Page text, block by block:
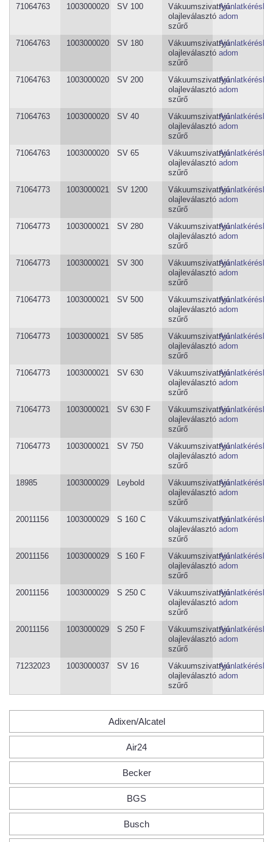
71064763 1003000020 SV 100
Vákuumszivattyú
olajleválasztó
szűrő
adom
71064763 1003000020 SV 180
Vákuumszivattyú
olajleválasztó
szűrő
adom
71064763 1003000020 SV 200
Vákuumszivattyú
olajleválasztó
szűrő
adom
71064763 1003000020 SV 40
Vákuumszivattyú
olajleválasztó
szűrő
adom
71064763 1003000020 SV 65
Vákuumszivattyú
olajleválasztó
szűrő
adom
71064773 1003000021 SV 1200
Vákuumszivattyú
olajleválasztó
szűrő
adom
71064773 1003000021 SV 280
Vákuumszivattyú
olajleválasztó
szűrő
adom
71064773 1003000021 SV 300
Vákuumszivattyú
olajleválasztó
szűrő
adom
71064773 1003000021 SV 500
Vákuumszivattyú
olajleválasztó
szűrő
adom
71064773 1003000021 SV 585
Vákuumszivattyú
olajleválasztó
szűrő
adom
71064773 1003000021 SV 630
Vákuumszivattyú
olajleválasztó
szűrő
adom
71064773 1003000021 SV 630 F
Vákuumszivattyú
olajleválasztó
szűrő
adom
71064773 1003000021 SV 750
Vákuumszivattyú
olajleválasztó
szűrő
adom
18985 1003000029 Leybold
Vákuumszivattyú
olajleválasztó
szűrő
adom
20011156 1003000029 S 160 C
Vákuumszivattyú
olajleválasztó
szűrő
adom
20011156 1003000029 S 160 F
Vákuumszivattyú
olajleválasztó
szűrő
adom
20011156 1003000029 S 250 C
Vákuumszivattyú
olajleválasztó
szűrő
adom
20011156 1003000029 S 250 F
Vákuumszivattyú
olajleválasztó
szűrő
adom
71232023 1003000037 SV 16
Vákuumszivattyú
olajleválasztó
szűrő
adom
Adixen/Alcatel
Air24
Becker
BGS
Busch